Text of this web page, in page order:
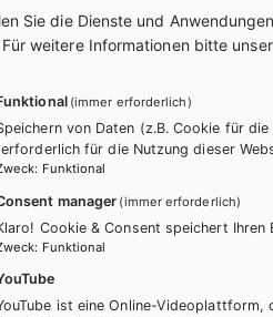
könnten
Sie die Dienste und
Für weitere Informationen bitte
(immer erforderlich)
von Daten (z.B. Cookie für
für die Nutzung dieser
: Funktional
manager (immer erforderlich)
Cookie & Consent speichert
: Funktional
ist eine Online-Videoplattform,